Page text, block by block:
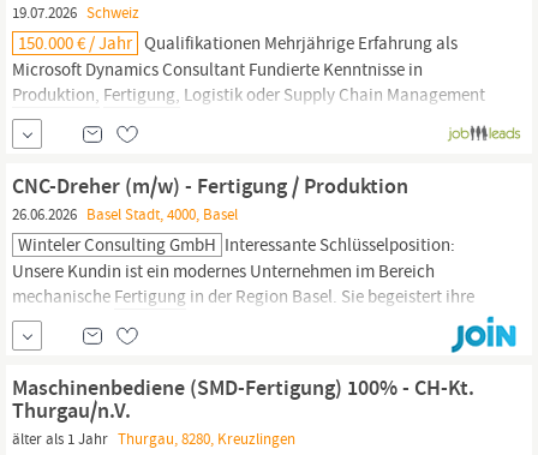
19.07.2026 Schweiz
150.000 € / Jahr Qualifikationen Mehrjährige Erfahrung als
Microsoft Dynamics Consultant Fundierte Kenntnisse in
Produktion, Fertigung, Logistik oder Supply Chain Management
Erfahrung mit ERP-Implementierungen im Industrie- oder
Produktionsumfeld
Verständnis für End-to-End-Geschäftsprozesse
und digitale Transformation...
CNC-Dreher (m/w) - Fertigung / Produktion
26.06.2026 Basel Stadt, 4000, Basel
Winteler Consulting GmbH Interessante Schlüsselposition:
Unsere Kundin ist ein modernes Unternehmen im Bereich
mechanische Fertigung in der Region Basel. Sie begeistert ihre
Kundschaft als Herstellerin von anspruchsvollen
Präzisionsdrehteilen. Zur Verstärkung des Teams suchen wir per
selbstständige Persönlichkeit. Aufgaben
Maschinenbediene (SMD-Fertigung) 100% - CH-Kt.
Thurgau/n.V.
älter als 1 Jahr Thurgau, 8280, Kreuzlingen